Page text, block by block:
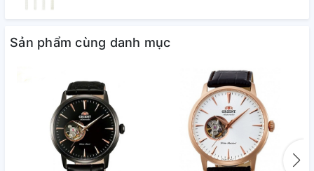
Tên nhà sản xuất
Kiểu dáng mặt
Sản phẩm cùng danh mục